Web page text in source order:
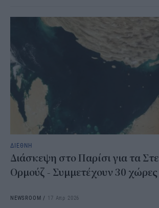
ΔΙΕΘΝΗ
Διάσκεψη στο Παρίσι για τα
Ορμούζ - Συμμετέχουν 30 χώρες
NEWSROOM / 17 Απρ 2026